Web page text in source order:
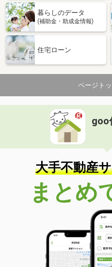
暮らしのデータ
(補助金・助成金情報)
住宅ローン
ページト
goo
大手不動産
まとめ